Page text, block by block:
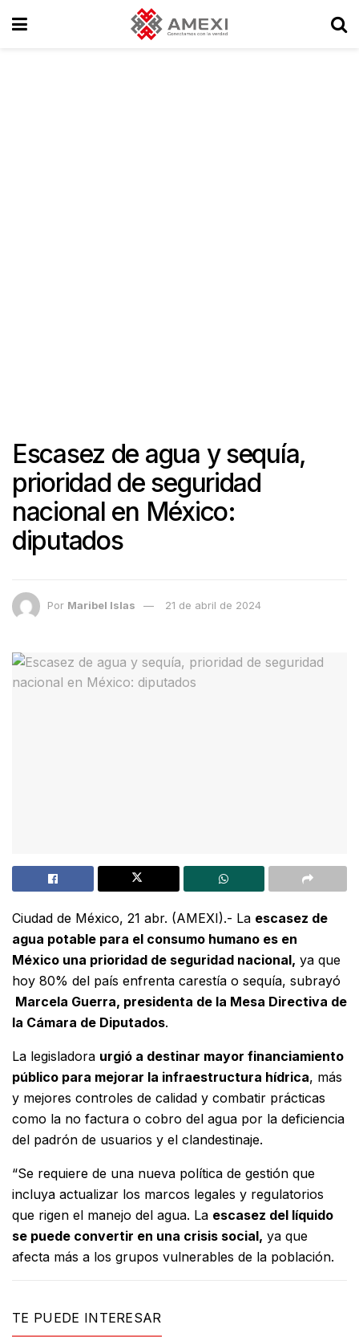
Escasez de agua y sequía,
prioridad de seguridad
nacional en México:
diputados
Por Maribel Islas 21 de abril de 2024
Ciudad de México, 21 abr. (AMEXI).- La escasez de
agua potable para el consumo humano es en
México una prioridad de seguridad nacional, ya que
hoy 80% del país enfrenta carestía o sequía, subrayó
Marcela Guerra, presidenta de la Mesa Directiva de
la Cámara de Diputados.
La legisladora urgió a destinar mayor financiamiento
público para mejorar la infraestructura hídrica, más
y mejores controles de calidad y combatir prácticas
como la no factura o cobro del agua por la deficiencia
del padrón de usuarios y el clandestinaje.
“Se requiere de una nueva política de gestión que
incluya actualizar los marcos legales y regulatorios
que rigen el manejo del agua. La escasez del líquido
se puede convertir en una crisis social, ya que
afecta más a los grupos vulnerables de la población.
TE PUEDE INTERESAR